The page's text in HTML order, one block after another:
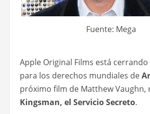
Fuente: Mega
Apple Original Films está
para los derechos mundiales de
próximo film de Matthew Vaughn,
Kingsman, el Servicio Secreto.